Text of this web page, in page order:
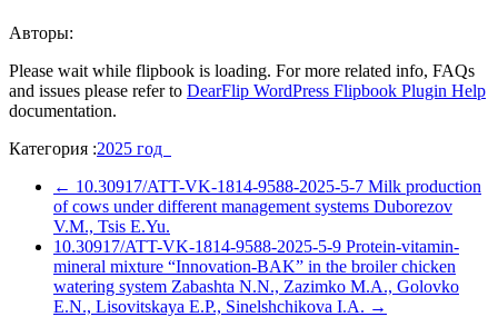
Авторы:
Please wait while flipbook is loading. For more related info, FAQs
and issues please refer to DearFlip WordPress Flipbook Plugin Help
documentation.
Категория :2025 год
← 10.30917/ATT-VK-1814-9588-2025-5-7 Milk production
of cows under different management systems Duborezov
V.M., Tsis E.Yu.
10.30917/ATT-VK-1814-9588-2025-5-9 Protein-vitamin-
mineral mixture “Innovation-BAK” in the broiler chicken
watering system Zabashta N.N., Zazimko M.A., Golovko
E.N., Lisovitskaya E.P., Sinelshchikova I.A. →